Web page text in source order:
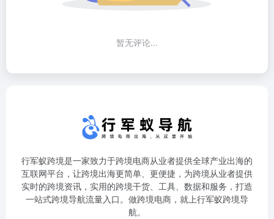
暂无评论...
行军蚁跨境是一家致力于跨境电商从业者提供全球产业出海的
互联网平台，让跨境出海更简单、更便捷，为跨境从业者提供
实时的跨境资讯，实用的跨境干货、工具、数据和服务，打造
一站式跨境导航流量入口。做跨境电商，就上行军蚁跨境导
航。